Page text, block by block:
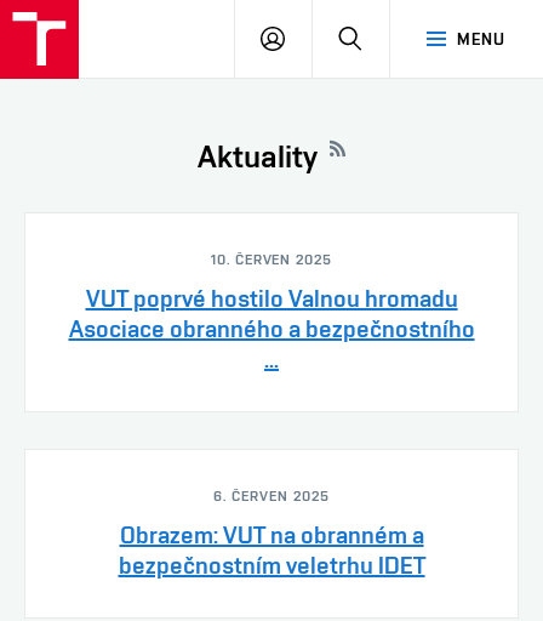
MENU
PŘIHLÁSIT
Aktuality
10. ČERVEN 2025
VUT poprvé hostilo Valnou hromadu
Asociace obranného a bezpečnostního
...
6. ČERVEN 2025
Obrazem: VUT na obranném a
bezpečnostním veletrhu IDET